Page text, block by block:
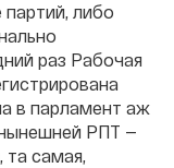
либо
раз Рабочая
в парламент аж
РПТ —
та самая,